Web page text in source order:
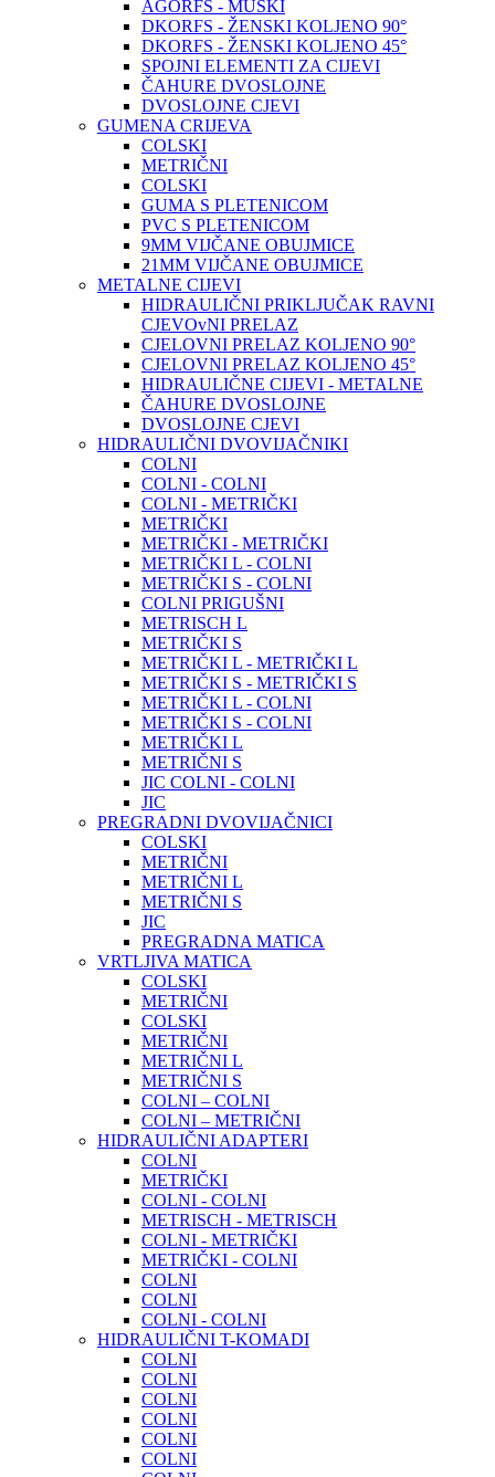
AGORFS - MUŠKI
DKORFS - ŽENSKI KOLJENO 90°
DKORFS - ŽENSKI KOLJENO 45°
SPOJNI ELEMENTI ZA CIJEVI
ČAHURE DVOSLOJNE
DVOSLOJNE CJEVI
GUMENA CRIJEVA
COLSKI
METRIČNI
COLSKI
GUMA S PLETENICOM
PVC S PLETENICOM
9MM VIJČANE OBUJMICE
21MM VIJČANE OBUJMICE
METALNE CIJEVI
HIDRAULIČNI PRIKLJUČAK RAVNI
CJEVOvNI PRELAZ
CJELOVNI PRELAZ KOLJENO 90°
CJELOVNI PRELAZ KOLJENO 45°
HIDRAULIČNE CIJEVI - METALNE
ČAHURE DVOSLOJNE
DVOSLOJNE CJEVI
HIDRAULIČNI DVOVIJAČNIKI
COLNI
COLNI - COLNI
COLNI - METRIČKI
METRIČKI
METRIČKI - METRIČKI
METRIČKI L - COLNI
METRIČKI S - COLNI
COLNI PRIGUŠNI
METRISCH L
METRIČKI S
METRIČKI L - METRIČKI L
METRIČKI S - METRIČKI S
METRIČKI L - COLNI
METRIČKI S - COLNI
METRIČKI L
METRIČNI S
JIC COLNI - COLNI
JIC
PREGRADNI DVOVIJAČNICI
COLSKI
METRIČNI
METRIČNI L
METRIČNI S
JIC
PREGRADNA MATICA
VRTLJIVA MATICA
COLSKI
METRIČNI
COLSKI
METRIČNI
METRIČNI L
METRIČNI S
COLNI – COLNI
COLNI – METRIČNI
HIDRAULIČNI ADAPTERI
COLNI
METRIČKI
COLNI - COLNI
METRISCH - METRISCH
COLNI - METRIČKI
METRIČKI - COLNI
COLNI
COLNI
COLNI - COLNI
HIDRAULIČNI T-KOMADI
COLNI
COLNI
COLNI
COLNI
COLNI
COLNI